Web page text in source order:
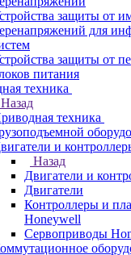
защиты от
для
защиты от
питания
техника
Назад
техника
и
Назад
Двигатели и
Двигатели
Контроллеры и
Honeywell
Сервоприводы